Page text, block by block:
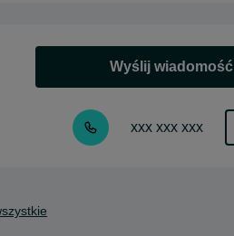
Wyślij wiadomość
xxx xxx xxx